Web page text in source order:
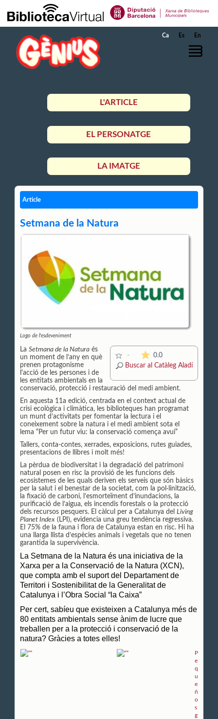
Salta al contingut principal
Ca Es En
L'ARTICLE
EL PERSONATGE
LA IMATGE
Article
Setmana de la Natura
Logo de l'esdeveniment
- 0.0La mitjana de les
Buscar al Catàleg Aladí
La Setmana de la Natura és
un moment de l’any en què
prenen protagonisme
l'acció de les persones i de
les entitats ambientals en la
conservació, protecció i restauració del medi ambient.
En aquesta 11a edició, centrada en el context actual de
crisi ecològica i climàtica, les biblioteques han programat
un munt d’activitats per fomentar la lectura i el
coneixement sobre la natura i el medi ambient sota el
lema “Per un futur viu: la conservació comença avui”
Tallers, conta-contes, xerrades, exposicions, rutes guiades,
presentacions de llibres i molt més!
La pèrdua de biodiversitat i la degradació del patrimoni
natural posen en risc la provisió de les funcions dels
ecosistemes de les quals deriven els serveis que són bàsics
per la salut i el benestar de la societat, com la pol·linització,
la fixació de carboni, l’esmorteïment d’inundacions, la
purificació de l’aigua, els incendis forestals o la protecció
dels recursos pesquers. El càlcul per a Catalunya del Living
Planet Index (LPI), evidencia una greu tendència regressiva.
El 75% de la fauna i flora de Catalunya estan en risc. Hi ha
una llarga llista d’espècies animals i vegetals que no tenen
garantida la supervivència.
La Setmana de la Natura és una iniciativa de la
Xarxa per a la Conservació de la Natura (XCN),
que compta amb el suport del Departament de
Territori i Sostenibilitat de la Generalitat de
Catalunya i l’Obra Social “la Caixa”
Per cert, sabíeu que existeixen a Catalunya més de
80 entitats ambientals sense ànim de lucre que
treballen per a la protecció i conservació de la
natura? Gràcies a totes elles!
P
e
q
u
e
ñ
o
s
g